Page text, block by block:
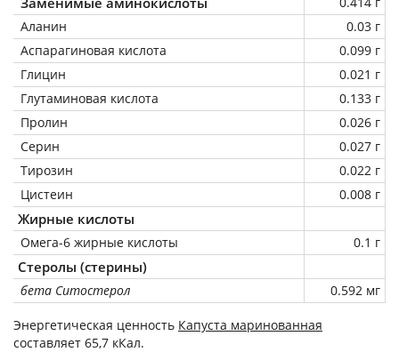
Аланин
0.03 г
Аспарагиновая кислота
0.099 г
Глицин
0.021 г
Глутаминовая кислота
0.133 г
Пролин
0.026 г
Серин
0.027 г
Тирозин
0.022 г
Цистеин
0.008 г
Жирные кислоты
Омега-6 жирные кислоты 0.1 г
Стеролы (стерины)
бета Ситостерол 0.592 мг
Энергетическая ценность Капуста маринованная
составляет 65,7 кКал.